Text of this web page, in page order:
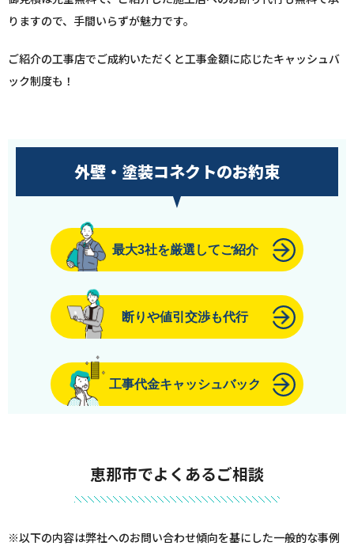
りますので、手間いらずが魅力です。
ご紹介の工事店でご成約いただくと工事金額に応じたキャッシュバ
ック制度も！
外壁・塗装コネクトのお約束
最大3社を厳選してご紹介
断りや値引交渉も代行
工事代金キャッシュバック
恵那市でよくあるご相談
※以下の内容は弊社へのお問い合わせ傾向を基にした一般的な事例